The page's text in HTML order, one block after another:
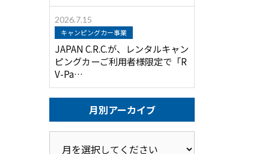
2026.7.15
キャンピングカー事業
JAPAN C.R.C.が、レンタルキャン
ピングカーご利用者様限定で「R
V-Pa…
月別アーカイブ